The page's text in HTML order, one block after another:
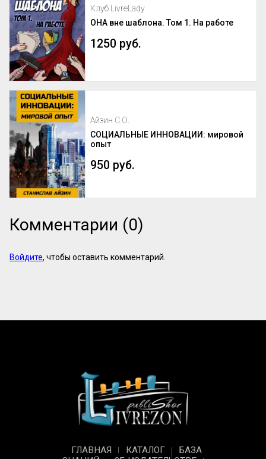
Клуб LivreLady
ОНА вне шаблона. Том 1. На работе
1250 руб.
Айзин С.О.
СОЦИАЛЬНЫЕ ИННОВАЦИИ: мировой
опыт
950 руб.
Комментарии (0)
Войдите, чтобы оставить комментарий.
ГЛАВНАЯ КАТАЛОГ
БАЗА